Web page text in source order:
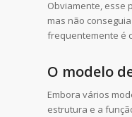
Obviamente, esse
mas não
frequentemente é
O modelo
Embora vários
estrutura e a